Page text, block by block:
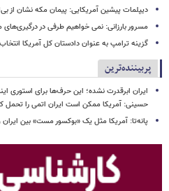
دیپلمات پیشین آمریکایی: پیمان مکه نشان از
مسرور بارزانی: نمی خواهیم طرفی در درگیری‌های
گزینه ترامپ به عنوان دادستان کل آمریکا
پربیننده‌ترین
ایران ابرقدرت نشده؛ این حرف‌ها برای استوری
حسینی: آمریکا ممکن است ایران اتمی را تحمل
پانه‌تا: آمریکا مثل یک «بوکسور مست» بین